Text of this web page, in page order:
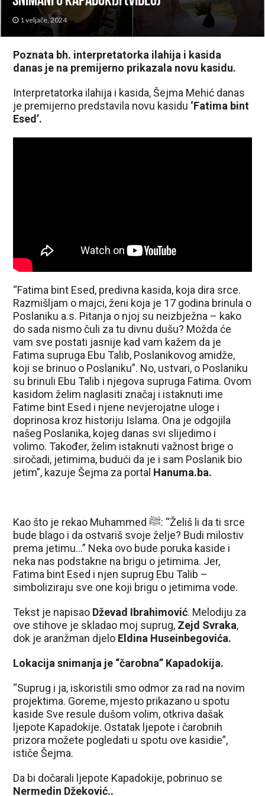
1 veljače, 2024
Poznata bh. interpretatorka ilahija i kasida
danas je na premijerno prikazala novu kasidu.
Interpretatorka ilahija i kasida, Šejma Mehić danas
je premijerno predstavila novu kasidu ‘Fatima bint
Esed’.
“Fatima bint Esed, predivna kasida, koja dira srce.
Razmišljam o majci, ženi koja je 17 godina brinula o
Poslaniku a.s. Pitanja o njoj su neizbježna – kako
do sada nismo čuli za tu divnu dušu? Možda će
vam sve postati jasnije kad vam kažem da je
Fatima supruga Ebu Talib, Poslanikovog amidže,
koji se brinuo o Poslaniku”. No, ustvari, o Poslaniku
su brinuli Ebu Talib i njegova supruga Fatima. Ovom
kasidom želim naglasiti značaj i istaknuti ime
Fatime bint Esed i njene nevjerojatne uloge i
doprinosa kroz historiju Islama. Ona je odgojila
našeg Poslanika, kojeg danas svi slijedimo i
volimo. Također, želim istaknuti važnost brige o
siročadi, jetimima, budući da je i sam Poslanik bio
jetim”, kazuje Šejma za portal Hanuma.ba.
Kao što je rekao Muhammed ﷺ: “Želiš li da ti srce
bude blago i da ostvariš svoje želje? Budi milostiv
prema jetimu…” Neka ovo bude poruka kaside i
neka nas podstakne na brigu o jetimima. Jer,
Fatima bint Esed i njen suprug Ebu Talib –
simboliziraju sve one koji brigu o jetimima vode.
Tekst je napisao Dževad Ibrahimović. Melodiju za
ove stihove je skladao moj suprug, Zejd Svraka,
dok je aranžman djelo Eldina Huseinbegovića.
Lokacija snimanja je “čarobna” Kapadokija.
“Suprug i ja, iskoristili smo odmor za rad na novim
projektima. Goreme, mjesto prikazano u spotu
kaside Sve resule dušom volim, otkriva dašak
ljepote Kapadokije. Ostatak ljepote i čarobnih
prizora možete pogledati u spotu ove kasidie”,
ističe Šejma.
Da bi dočarali ljepote Kapadokije, pobrinuo se
Nermedin Džeković..